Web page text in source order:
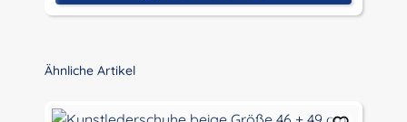
Produktgalerie überspringen
Ähnliche Artikel